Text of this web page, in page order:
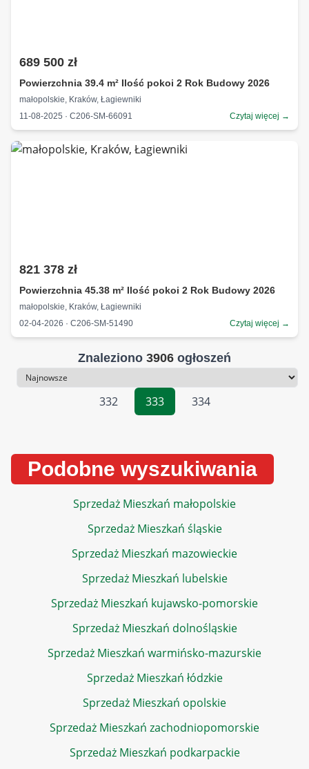
689 500 zł
Powierzchnia 39.4 m² Ilość pokoi 2 Rok Budowy 2026
małopolskie, Kraków, Łagiewniki
11-08-2025 · C206-SM-66091
Czytaj więcej →
821 378 zł
Powierzchnia 45.38 m² Ilość pokoi 2 Rok Budowy 2026
małopolskie, Kraków, Łagiewniki
02-04-2026 · C206-SM-51490
Czytaj więcej →
Znaleziono 3906 ogłoszeń
Sortowanie
332
333 334
Podobne wyszukiwania
Sprzedaż Mieszkań małopolskie
Sprzedaż Mieszkań śląskie
Sprzedaż Mieszkań mazowieckie
Sprzedaż Mieszkań lubelskie
Sprzedaż Mieszkań kujawsko-pomorskie
Sprzedaż Mieszkań dolnośląskie
Sprzedaż Mieszkań warmińsko-mazurskie
Sprzedaż Mieszkań łódzkie
Sprzedaż Mieszkań opolskie
Sprzedaż Mieszkań zachodniopomorskie
Sprzedaż Mieszkań podkarpackie